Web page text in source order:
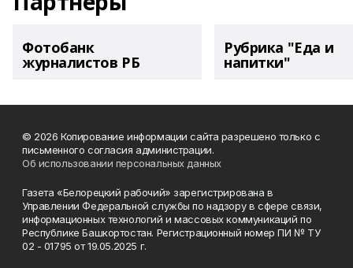
Фотобанк
журналистов РБ
Рубрика "Еда и
напитки"
© 2026 Копирование информации сайта разрешено только с
письменного согласия администрации.
Об использовании персональных данных
Газета «Белорецкий рабочий» зарегистрирована в
Управлении Федеральной службы по надзору в сфере связи,
информационных технологий и массовых коммуникаций по
Республике Башкортостан. Регистрационный номер ПИ № ТУ
02 - 01795 от 19.05.2025 г.